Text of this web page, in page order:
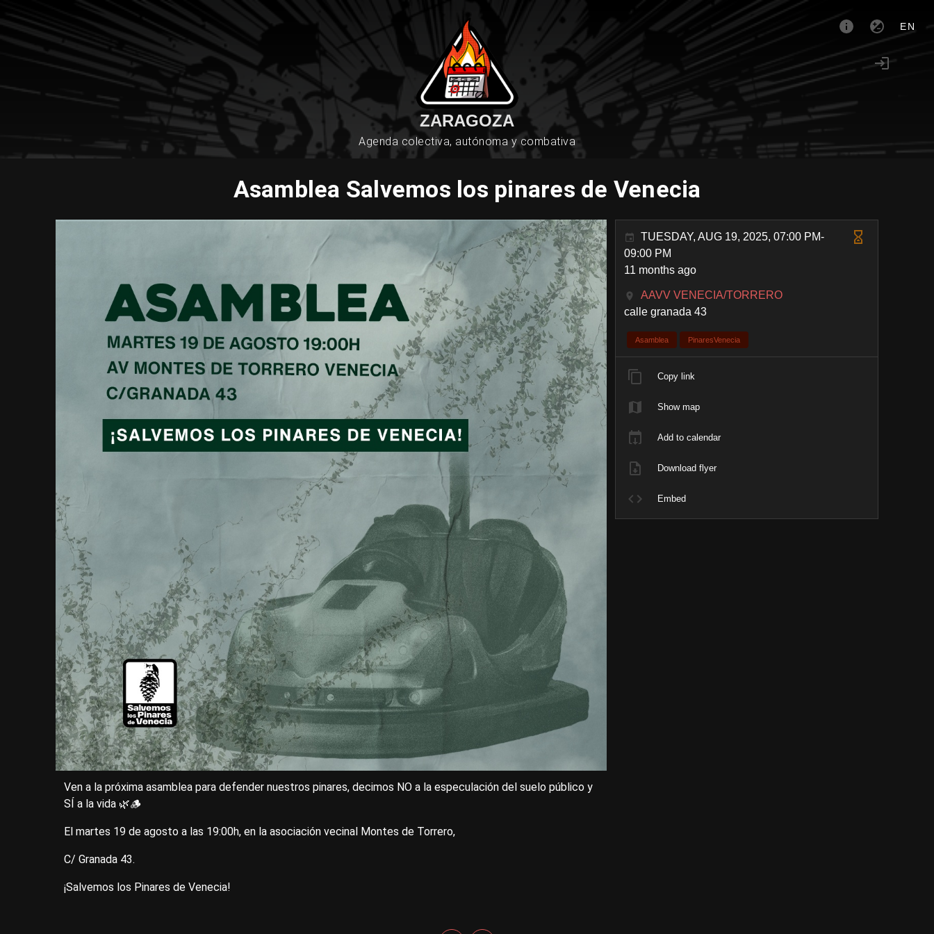
EN
ZARAGOZA
Agenda colectiva, autónoma y combativa
Asamblea Salvemos los pinares de Venecia
Ven a la próxima asamblea para defender nuestros pinares, decimos NO a la especulación del suelo público y
SÍ a la vida 🌿🪵
El martes 19 de agosto a las 19:00h, en la asociación vecinal Montes de Torrero,
C/ Granada 43.
¡Salvemos los Pinares de Venecia!
TUESDAY, AUG 19, 2025, 07:00 PM-
09:00 PM
11 months ago
AAVV VENECIA/TORRERO
calle granada 43
Asamblea PinaresVenecia
Copy link
Show map
Add to calendar
Download flyer
Embed